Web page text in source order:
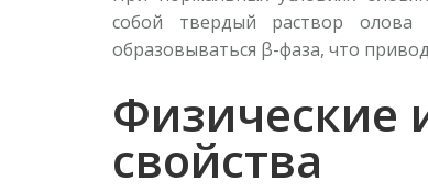
собой твердый раствор
образовываться β-фаза, что
Физические
свойства